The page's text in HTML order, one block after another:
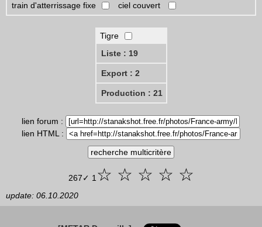
train d'atterrissage fixe ciel couvert
Tigre
Liste : 19
Export : 2
Production : 21
lien forum :
lien HTML :
267✓ 1 ☆ ☆ ☆ ☆ ☆
update: 06.10.2020